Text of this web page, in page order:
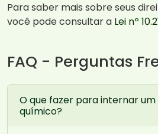
Para saber mais sobre seus
você pode consultar a Lei nº
FAQ - Perguntas
O que fazer para internar
químico?